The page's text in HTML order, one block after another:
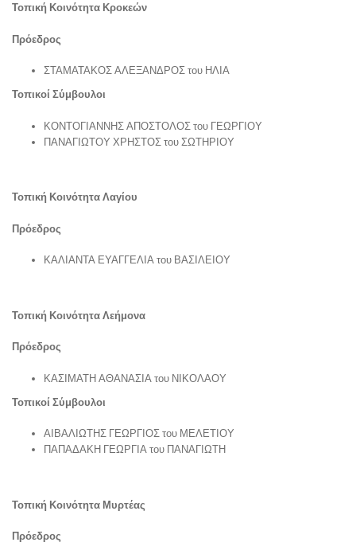
Τοπική Κοινότητα Κροκεών
Πρόεδρος
ΣΤΑΜΑΤΑΚΟΣ ΑΛΕΞΑΝΔΡΟΣ του ΗΛΙΑ
Τοπικοί Σύμβουλοι
ΚΟΝΤΟΓΙΑΝΝΗΣ ΑΠΟΣΤΟΛΟΣ του ΓΕΩΡΓΙΟΥ
ΠΑΝΑΓΙΩΤΟΥ ΧΡΗΣΤΟΣ του ΣΩΤΗΡΙΟΥ
Τοπική Κοινότητα Λαγίου
Πρόεδρος
ΚΑΛΙΑΝΤΑ ΕΥΑΓΓΕΛΙΑ του ΒΑΣΙΛΕΙΟΥ
Τοπική Κοινότητα Λεήμονα
Πρόεδρος
ΚΑΣΙΜΑΤΗ ΑΘΑΝΑΣΙΑ του ΝΙΚΟΛΑΟΥ
Τοπικοί Σύμβουλοι
ΑΙΒΑΛΙΩΤΗΣ ΓΕΩΡΓΙΟΣ του ΜΕΛΕΤΙΟΥ
ΠΑΠΑΔΑΚΗ ΓΕΩΡΓΙΑ του ΠΑΝΑΓΙΩΤΗ
Τοπική Κοινότητα Μυρτέας
Πρόεδρος